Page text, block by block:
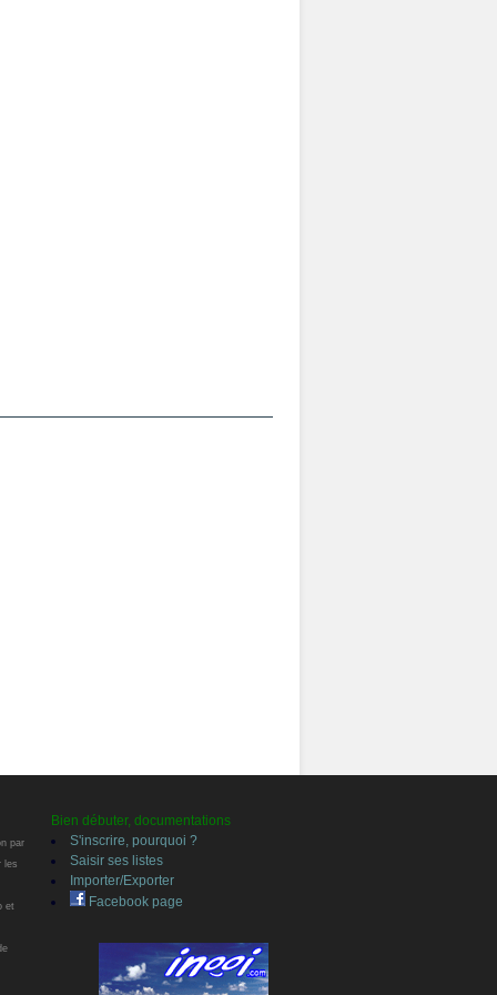
par
les
et
Bien débuter, documentations
S'inscrire, pourquoi ?
Saisir ses listes
Importer/Exporter
Facebook page